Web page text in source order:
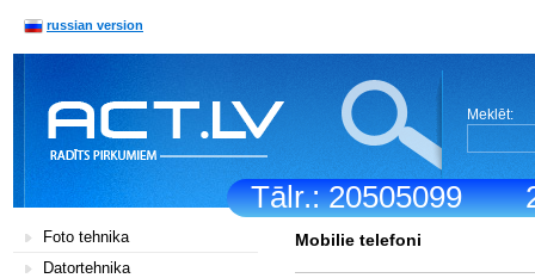
Tālr.: 20505099
russian version
Meklēt:
Foto tehnika
Datortehnika
Mobilie telefoni